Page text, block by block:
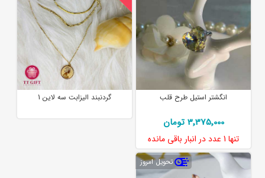
انگشتر استیل طرح قلب
3٬375٬000 تومان
تنها 1 عدد در انبار باقی مانده
گردنبند الیزابت سه لاین 1
تحویل امروز